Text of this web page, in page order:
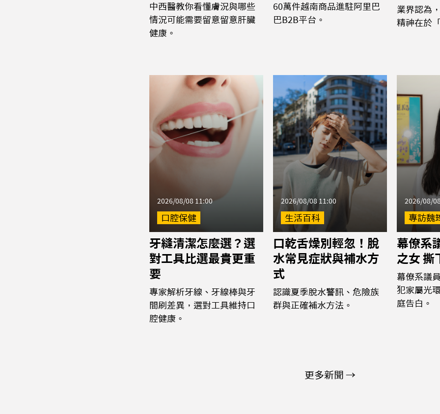
中西醫教你看懂膚況與哪些
情況可能需要留意留意肝臟
健康。
60萬件越南商品進駐阿里巴
巴B2B平台。
業界認為
精神在於
2026/08/08 11:00
口腔保健
牙縫清潔怎麼選？選
對工具比選最貴更重
要
專家解析牙線、牙線棒與牙
間刷差異，選對工具維持口
腔健康。
2026/08/08 11:00
生活百科
口乾舌燥別輕忽！脫
水常見症狀與補水方
式
認識夏季脫水警訊、危險族
群與正確補水方法。
2026/08/
專訪魏
幕僚系
之女 撕
幕僚系議
犯家屬光
庭告白。
更多新聞 →